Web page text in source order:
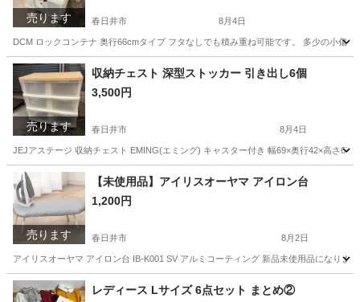
売ります 春日井市 8月4日
DCM ロックコンテナ 奥行66cmタイプ フタなしでも積み重ね可能です。 多少の小傷
愛知 春日井市 収納家具 DCM
売ります
収納チェスト 深型ストッカー 引き出し6個
3,500円
春日井市 8月4日
JEJアステージ 収納チェスト EMING(エミング) キャスター付き 幅69×奥行42×高さ
愛知 春日井市 収納家具
売ります
【未使用品】アイリスオーヤマ アイロン台
1,200円
春日井市 8月2日
アイリスオーヤマ アイロン台 IB-K001 SV アルミコーティング 新品未使用品になりま
愛知 春日井市 家庭用品
レディース Lサイズ 6点セット まとめ②